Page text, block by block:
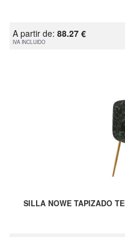
A partir de: 88.27 €
IVA INCLUIDO
SILLA NOWE TAPIZADO